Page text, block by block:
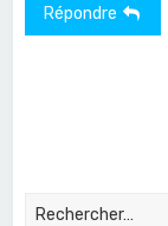
Répondre